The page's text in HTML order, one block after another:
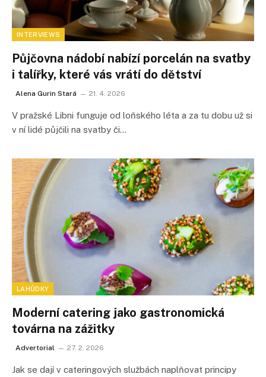
INTERVIEWS
Půjčovna nádobí nabízí porcelán na svatby
i talířky, které vás vrátí do dětství
Alena Gurin Stará 21. 4. 2026
V pražské Libni funguje od loňského léta a za tu dobu už si
v ní lidé půjčili na svatby či…
LAHŮDKY
Moderní catering jako gastronomická
továrna na zážitky
Advertorial 27. 2. 2026
Jak se dají v cateringových službách naplňovat principy